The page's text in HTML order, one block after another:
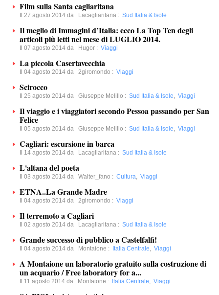
Film sulla Santa cagliaritana
Il 27 agosto 2014 da Lacagliaritana : Sud Italia & Isole
Il meglio di Immagini d’Italia: ecco La Top Ten degli
articoli più letti nel mese di LUGLIO 2014.
Il 07 agosto 2014 da Hugor : Viaggi
La piccola Casertavecchia
Il 04 agosto 2014 da 2giromondo : Viaggi
Scirocco
Il 25 agosto 2014 da Giuseppe Melillo : Sud Italia & Isole, Viaggi
Il viaggio e i viaggiatori secondo Pessoa passando per San
Felice
Il 05 agosto 2014 da Giuseppe Melillo : Sud Italia & Isole, Viaggi
Cagliari: escursione in barca
Il 14 agosto 2014 da Lacagliaritana : Sud Italia & Isole
L'altana del poeta
Il 03 agosto 2014 da Walter_fano : Cultura, Viaggi
ETNA..La Grande Madre
Il 04 agosto 2014 da 2giromondo : Viaggi
Il terremoto a Cagliari
Il 02 agosto 2014 da Lacagliaritana : Sud Italia & Isole
Grande successo di pubblico a Castelfalfi!
Il 04 agosto 2014 da Montaione : Italia Centrale, Viaggi
A Montaione un laboratorio gratuito sulla costruzione di
un acquario / Free laboratory for a...
Il 11 agosto 2014 da Montaione : Italia Centrale, Viaggi